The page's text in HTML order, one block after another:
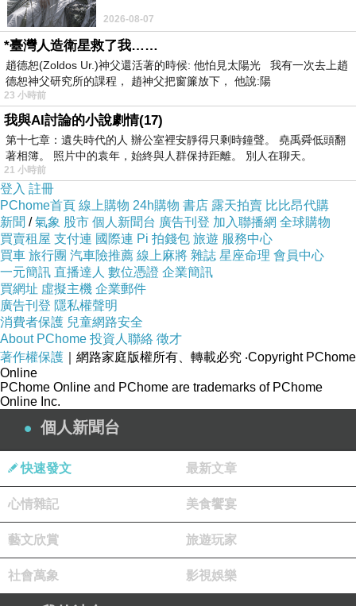
跨足異國文化的體驗
選擇海外婚紗攝影，同時也是一次文化的體驗。
新人們有機會參與當地的婚禮儀式或慶典，深入
體驗異國文化和傳統。這樣的文化交流不僅豐富
了新人的經歷，也為照片增添了獨特的情感和故
事性。
要成功完成海外婚紗攝影，需要精心的計劃和專
業的攝影團隊。首先，選擇一個合適的目的地，
確保風景和季節適合拍攝。其次，找到當地的專
業攝影師，他們熟悉當地環境，能夠捕捉到最美
的瞬間。最後，確保有足夠的時間來完成拍攝，
充分利用每個場景。
總之，海外婚紗攝影是一場浪漫的奇遇，讓愛情
在異國的風景和文化中綻放。這樣的經歷和照片
將成為新人一生中最美麗的回憶之一，仿佛是愛
情在異國之旅中奏響的浪漫交響樂。
婚紗照和婚紗攝影是許多新人在婚禮準備中所關
注的兩個重要方面，但它們之間有哪些區別呢？
讓我們來看看它們的不同之處：
婚紗照：
時機不同： 婚紗照通常在婚禮前的幾個月拍攝，
讓新人能夠提前享受拍攝的過程，並在婚禮當日
使用這些照片。
場景和服裝： 拍攝婚紗照時，會事先選擇場景和
佈置，並特別注重新人的婚紗和禮服，以展示他
2026-08-07
*臺灣人造衛星救了我……
趙德恕(Zoldos Ur.)神父還活著的時候: 他怕見太陽光 我有一次去上趙
德恕神父研究所的課程， 趙神父把窗簾放下， 他說:陽
23 小時前
我與AI討論的小說劇情(17)
第十七章：遺失時代的人 辦公室裡安靜得只剩時鐘聲。 堯禹舜低頭翻
著相簿。 照片中的袁年，始終與人群保持距離。 別人在聊天。
21 小時前
登入 註冊
PChome首頁 線上購物 24h購物 書店 露天拍賣 比比昂代購
新聞 /氣象 股市 個人新聞台 廣告刊登 加入聯播網 全球購物
買賣租屋 支付連 國際連 Pi 拍錢包 旅遊 服務中心
買車 旅行團 汽車險推薦 線上麻將 雜誌 星座命理 會員中心
一元簡訊 直播達人 數位憑證 企業簡訊
買網址 虛擬主機 企業郵件
廣告刊登 隱私權聲明
消費者保護 兒童網路安全
About PChome 投資人聯絡 徵才
著作權保護 ｜網路家庭版權所有、轉載必究 ‧Copyright PChome
Online
PChome Online and PChome are trademarks of PChome
Online Inc.
個人新聞台
快速發文 最新文章
心情雜記 美食饗宴
藝文欣賞 旅遊玩家
社會萬象 影視娛樂